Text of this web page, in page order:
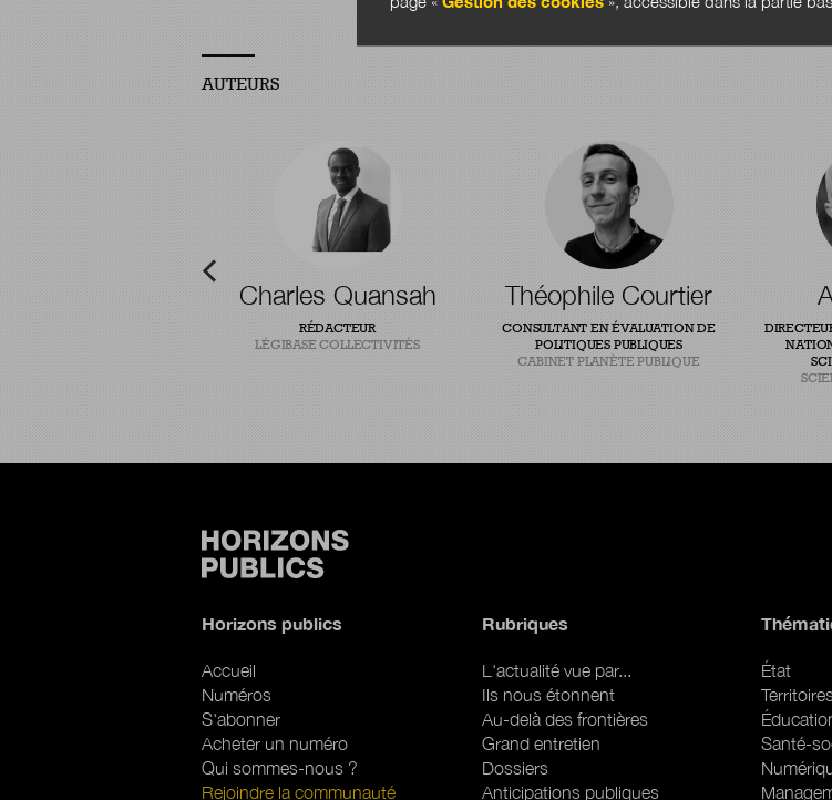
AUTEURS
Charles Quansah
RÉDACTEUR
LÉGIBASE COLLECTIVITÉS
Théophile Courtier
CONSULTANT EN ÉVALUATION DE
POLITIQUES PUBLIQUES
CABINET PLANÈTE PUBLIQUE
Horizons publics
Accueil
Numéros
S'abonner
Acheter un numéro
Qui sommes-nous ?
Rejoindre la communauté
Rubriques
L'actualité vue par...
Ils nous étonnent
Au-delà des frontières
Grand entretien
Dossiers
Anticipations publiques
État
Santé-